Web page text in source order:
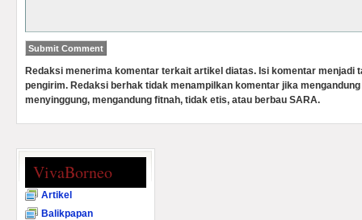
Redaksi menerima komentar terkait artikel diatas. Isi komentar menjadi
pengirim. Redaksi berhak tidak menampilkan komentar jika
menyinggung, mengandung fitnah, tidak etis, atau berbau SARA.
VivaBorneo
Artikel
Balikpapan